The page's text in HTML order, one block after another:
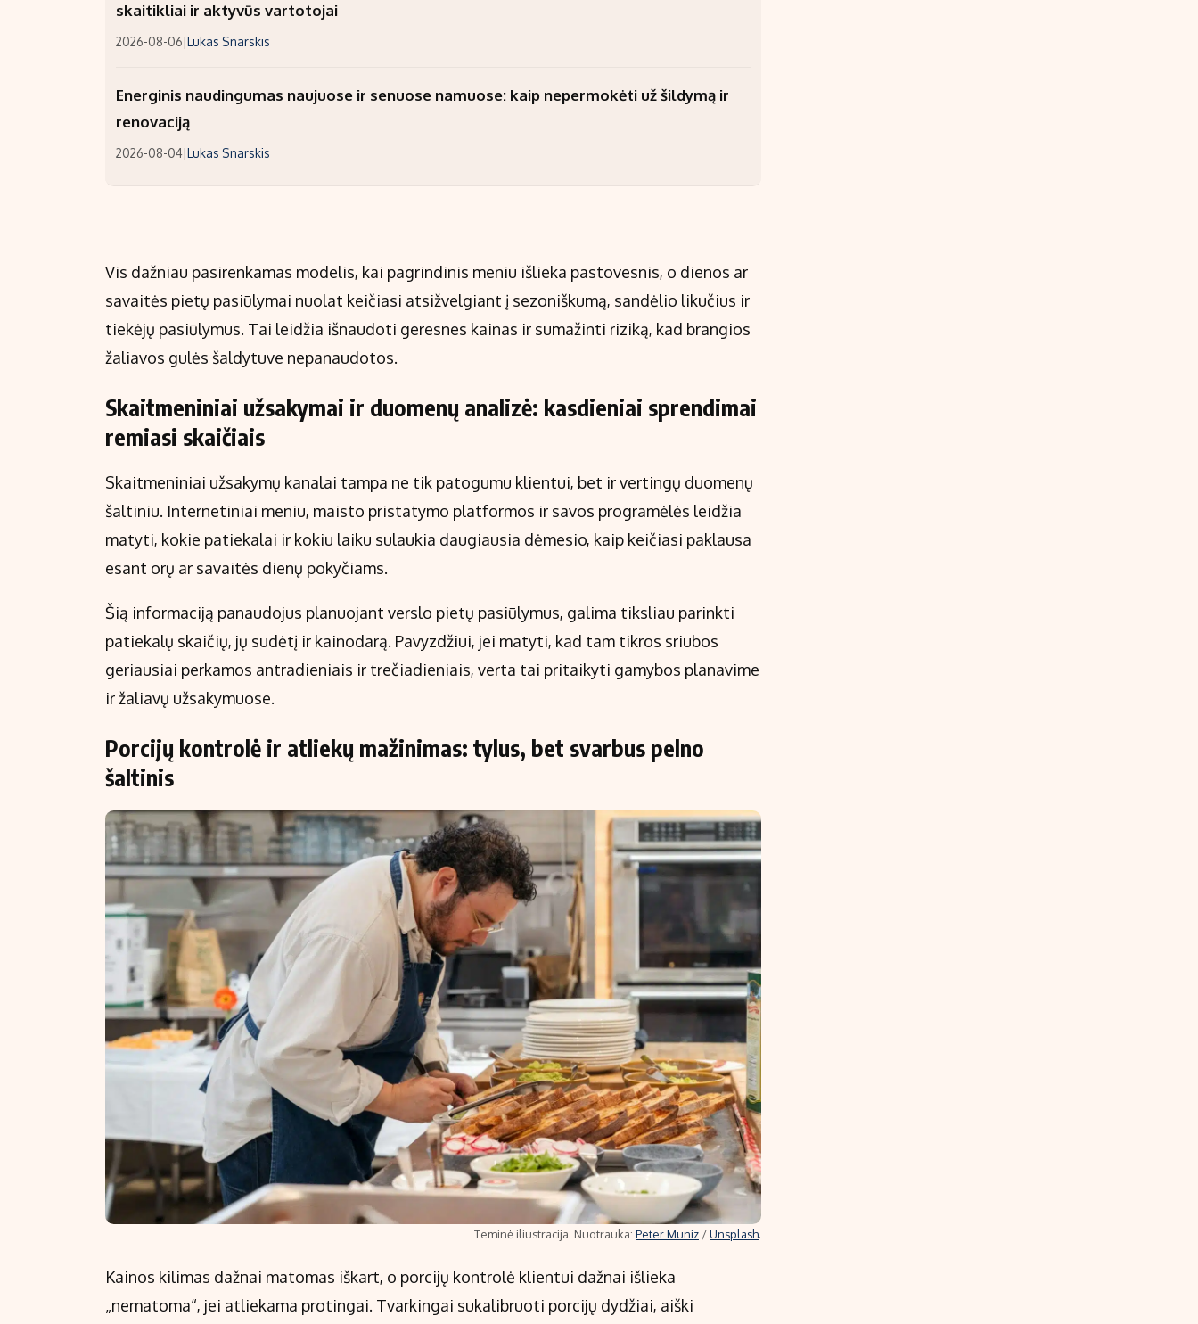
skaitikliai ir aktyvūs vartotojai
2026-08-06|Lukas Snarskis
Energinis naudingumas naujuose ir senuose namuose: kaip nepermokėti už šildymą ir
renovaciją
2026-08-04|Lukas Snarskis
Vis dažniau pasirenkamas modelis, kai pagrindinis meniu išlieka pastovesnis, o dienos ar
savaitės pietų pasiūlymai nuolat keičiasi atsižvelgiant į sezoniškumą, sandėlio likučius ir
tiekėjų pasiūlymus. Tai leidžia išnaudoti geresnes kainas ir sumažinti riziką, kad brangios
žaliavos gulės šaldytuve nepanaudotos.
Skaitmeniniai užsakymai ir duomenų analizė: kasdieniai sprendimai
remiasi skaičiais
Skaitmeniniai užsakymų kanalai tampa ne tik patogumu klientui, bet ir vertingų duomenų
šaltiniu. Internetiniai meniu, maisto pristatymo platformos ir savos programėlės leidžia
matyti, kokie patiekalai ir kokiu laiku sulaukia daugiausia dėmesio, kaip keičiasi paklausa
esant orų ar savaitės dienų pokyčiams.
Šią informaciją panaudojus planuojant verslo pietų pasiūlymus, galima tiksliau parinkti
patiekalų skaičių, jų sudėtį ir kainodarą. Pavyzdžiui, jei matyti, kad tam tikros sriubos
geriausiai perkamos antradieniais ir trečiadieniais, verta tai pritaikyti gamybos planavime
ir žaliavų užsakymuose.
Porcijų kontrolė ir atliekų mažinimas: tylus, bet svarbus pelno
šaltinis
Teminė iliustracija. Nuotrauka: Peter Muniz /Unsplash.
Kainos kilimas dažnai matomas iškart, o porcijų kontrolė klientui dažnai išlieka
„nematoma“, jei atliekama protingai. Tvarkingai sukalibruoti porcijų dydžiai, aiški